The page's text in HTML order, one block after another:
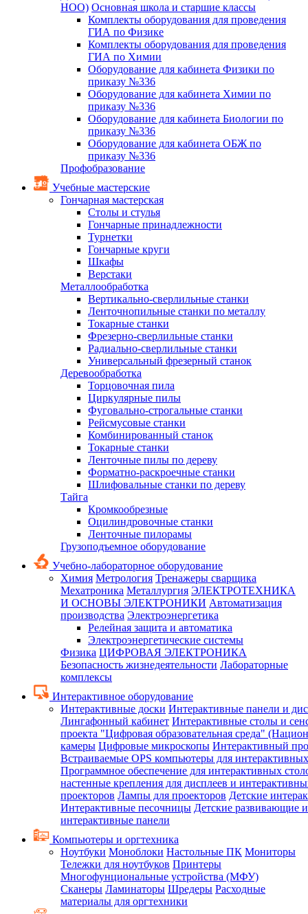
НОО) Основная школа и старшие классы
Комплекты оборудования для проведения
ГИА по Физике
Комплекты оборудования для проведения
ГИА по Химии
Оборудование для кабинета Физики по
приказу №336
Оборудование для кабинета Химии по
приказу №336
Оборудование для кабинета Биологии по
приказу №336
Оборудование для кабинета ОБЖ по
приказу №336
Профобразование
Учебные мастерские
Гончарная мастерская
Столы и стулья
Гончарные принадлежности
Турнетки
Гончарные круги
Шкафы
Верстаки
Металлообработка
Вертикально-сверлильные станки
Ленточнопильные станки по металлу
Токарные станки
Фрезерно-сверлильные станки
Радиально-сверлильные станки
Универсальный фрезерный станок
Деревообработка
Торцовочная пила
Циркулярные пилы
Фуговально-строгальные станки
Рейсмусовые станки
Комбинированный станок
Токарные станки
Ленточные пилы по дереву
Форматно-раскроечные станки
Шлифовальные станки по дереву
Тайга
Кромкообрезные
Оцилиндровочные станки
Ленточные пилорамы
Грузоподъемное оборудование
Учебно-лабораторное оборудование
Химия Метрология Тренажеры сварщика
Мехатроника Металлургия ЭЛЕКТРОТЕХНИКА
И ОСНОВЫ ЭЛЕКТРОНИКИ Автоматизация
производства Электроэнергетика
Релейная защита и автоматика
Электроэнергетические системы
Физика ЦИФРОВАЯ ЭЛЕКТРОНИКА
Безопасность жизнедеятельности Лабораторные
комплексы
Интерактивное оборудование
Интерактивные доски Интерактивные панели и
Лингафонный кабинет Интерактивные столы и
проекта "Цифровая образовательная среда"
камеры Цифровые микроскопы Интерактивный
Встраиваемые OPS компьютеры для
Программное обеспечение для интерактивных
настенные крепления для дисплеев и
проекторов Лампы для проекторов Детские
Интерактивные песочницы Детские развивающие
интерактивные панели
Компьютеры и оргтехника
Ноутбуки Моноблоки Настольные ПК Мониторы
Тележки для ноутбуков Принтеры
Многофунциональные устройства (МФУ)
Сканеры Ламинаторы Шредеры Расходные
материалы для оргтехники